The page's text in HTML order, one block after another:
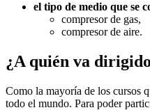
el tipo de medio que se
compresor de gas,
compresor de aire.
¿A quién va
Como la mayoría de los cursos
todo el mundo. Para poder